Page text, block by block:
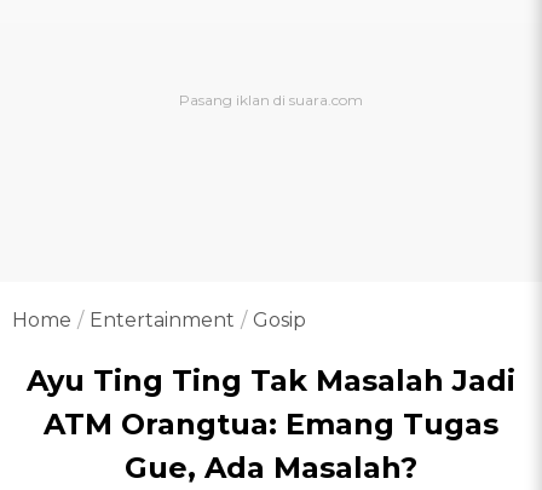
Home Entertainment Gosip
Ayu Ting Ting Tak Masalah Jadi
ATM Orangtua: Emang Tugas
Gue, Ada Masalah?